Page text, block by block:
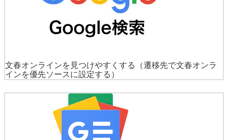
文春オンラインを見つけやすくする
（遷移先で文春オンラ
インを優先ソースに設定する）